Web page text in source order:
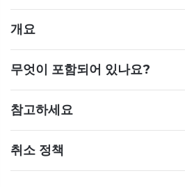
개요
무엇이 포함되어 있나요?
참고하세요
취소 정책